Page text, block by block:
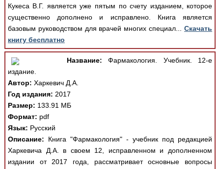
Кукеса В.Г. является уже пятым по счету изданием, которое
существенно дополнено и исправлено. Книга является
базовым руководством для врачей многих специал...Скачать
книгу бесплатно
Название: Фармакология. Учебник. 12-е
издание.
Автор: Харкевич Д.А.
Год издания: 2017
Размер: 133.91 МБ
Формат: pdf
Язык: Русский
Описание: Книга "Фармакология" - учебник под редакцией
Харкевича Д.А. в своем 12, исправленном и дополненном
издании от 2017 года, рассматривает основные вопросы